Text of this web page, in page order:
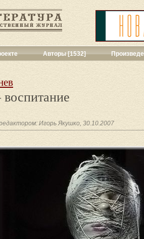
Авторы [1532]
Сценарии[16]
Драматургия
Повести,
Галерея[144]
Поэзия[1016]
Другие жанры
Все жанры
Игорь Якушко, 30.10.2007